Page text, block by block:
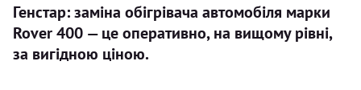
Генстар: заміна обігрівача автомобіля марки
Rover 400 — це оперативно, на вищому рівні,
за вигідною ціною.